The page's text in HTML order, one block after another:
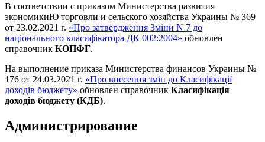
В соответствии с приказом Министерства развития
экономикиЮ торговли и сельского хозяйства Украины № 369
от 23.02.2021 г. «Про затвердження Зміни N 7 до
національного класифікатора ДК 002:2004» обновлен
справочник КОПФГ.
На выполнение приказа Министерства финансов Украины №
176 от 24.03.2021 г. «Про внесення змін до Класифікації
доходів бюджету» обновлен справочник Класифікація
доходів бюджету (КДБ).
Администрирование